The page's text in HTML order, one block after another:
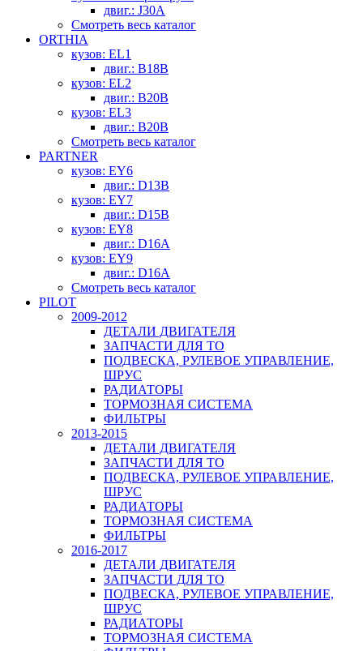
двиг.: J30A
Смотреть весь каталог
ORTHIA
кузов: EL1
двиг.: B18B
кузов: EL2
двиг.: B20B
кузов: EL3
двиг.: B20B
Смотреть весь каталог
PARTNER
кузов: EY6
двиг.: D13B
кузов: EY7
двиг.: D15B
кузов: EY8
двиг.: D16A
кузов: EY9
двиг.: D16A
Смотреть весь каталог
PILOT
2009-2012
ДЕТАЛИ ДВИГАТЕЛЯ
ЗАПЧАСТИ ДЛЯ ТО
ПОДВЕСКА, РУЛЕВОЕ УПРАВЛЕНИЕ,
ШРУС
РАДИАТОРЫ
ТОРМОЗНАЯ СИСТЕМА
ФИЛЬТРЫ
2013-2015
ДЕТАЛИ ДВИГАТЕЛЯ
ЗАПЧАСТИ ДЛЯ ТО
ПОДВЕСКА, РУЛЕВОЕ УПРАВЛЕНИЕ,
ШРУС
РАДИАТОРЫ
ТОРМОЗНАЯ СИСТЕМА
ФИЛЬТРЫ
2016-2017
ДЕТАЛИ ДВИГАТЕЛЯ
ЗАПЧАСТИ ДЛЯ ТО
ПОДВЕСКА, РУЛЕВОЕ УПРАВЛЕНИЕ,
ШРУС
РАДИАТОРЫ
ТОРМОЗНАЯ СИСТЕМА